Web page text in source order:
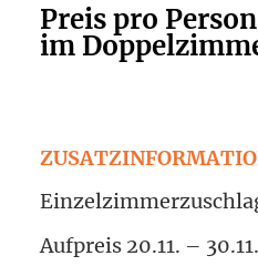
Preis pro Person
im
Aufpreis 20.11. –